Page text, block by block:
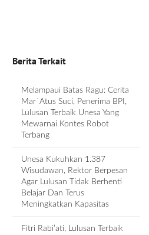
Berita Terkait
Melampaui Batas Ragu: Cerita
Mar´atus Suci, Penerima BPI,
Lulusan Terbaik Unesa Yang
Mewarnai Kontes Robot
Terbang
Unesa Kukuhkan 1.387
Wisudawan, Rektor Berpesan
Agar Lulusan Tidak Berhenti
Belajar Dan Terus
Meningkatkan Kapasitas
Fitri Rabi’ati, Lulusan Terbaik